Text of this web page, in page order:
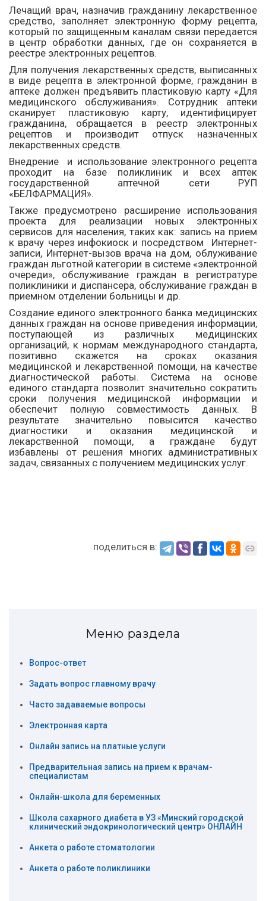
Лечащий врач, назначив гражданину лекарственное
средство, заполняет электронную форму рецепта,
который по защищенным каналам связи передается
в центр обработки данных, где он сохраняется в
реестре электронных рецептов.
Для получения лекарственных средств, выписанных
в виде рецепта в электронной форме, гражданин в
аптеке должен предъявить пластиковую карту «Для
медицинского обслуживания». Сотрудник аптеки
сканирует пластиковую карту, идентифицирует
гражданина, обращается в реестр электронных
рецептов и производит отпуск назначенных
лекарственных средств.
Внедрение и использование электронного рецепта
проходит на базе поликлиник и всех аптек
государственной аптечной сети РУП
«БЕЛФАРМАЦИЯ».
Также предусмотрено расширение использования
проекта для реализации новых электронных
сервисов для населения, таких как: запись на прием
к врачу через инфокиоск и посредством Интернет-
записи, Интернет-вызов врача на дом, облуживание
граждан льготной категории в системе «электронной
очереди», обслуживание граждан в регистратуре
поликлиники и диспансера, обслуживание граждан в
приемном отделении больницы и др.
Создание единого электронного банка медицинских
данных граждан на основе приведения информации,
поступающей из различных медицинских
организаций, к нормам международного стандарта,
позитивно скажется на сроках оказания
медицинской и лекарственной помощи, на качестве
диагностической работы. Система на основе
единого стандарта позволит значительно сократить
сроки получения медицинской информации и
обеспечит полную совместимость данных. В
результате значительно повысится качество
диагностики и оказания медицинской и
лекарственной помощи, а граждане будут
избавлены от решения многих административных
задач, связанных с получением медицинских услуг.
поделиться в:
Меню раздела
Вопрос-ответ
Задать вопрос главному врачу
Часто задаваемые вопросы
Электронная карта
Онлайн запись на платные услуги
Предварительная запись на прием к врачам-
специалистам
Онлайн-школа для беременных
Школа сахарного диабета в УЗ «Минский городской
клинический эндокринологический центр» ОНЛАЙН
Анкета о работе стоматологии
Анкета о работе поликлиники